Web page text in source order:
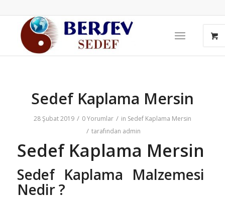
Sedef Kaplama Mersin
28 Şubat 2019 / 0 Yorumlar / in Sedef Kaplama Mersin
/ tarafından admin
Sedef Kaplama Mersin
Sedef Kaplama Malzemesi
Nedir ?